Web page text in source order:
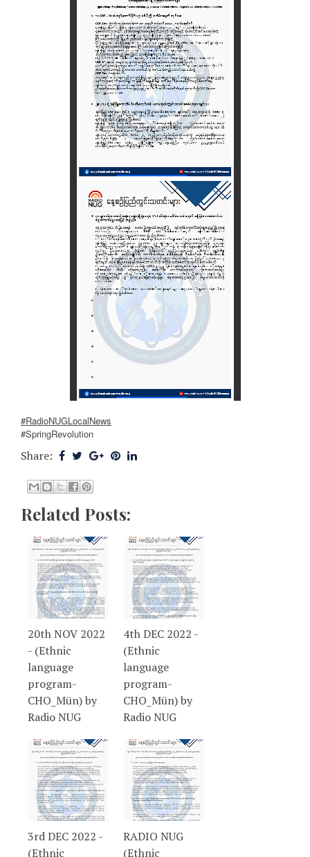
#RadioNUGLocalNews
#SpringRevolution
Share:
Related Posts:
20th NOV 2022
- (Ethnic
language
program-
CHO_Mün) by
Radio NUG
4th DEC 2022 -
(Ethnic
language
program-
CHO_Mün) by
Radio NUG
3rd DEC 2022 -
(Ethnic
RADIO NUG
(Ethnic